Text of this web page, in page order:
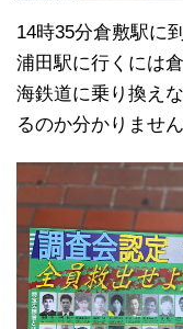
14時35分倉敷駅に到
浦田駅に行くには
海鉄道に乗り換え
るのか分かりません